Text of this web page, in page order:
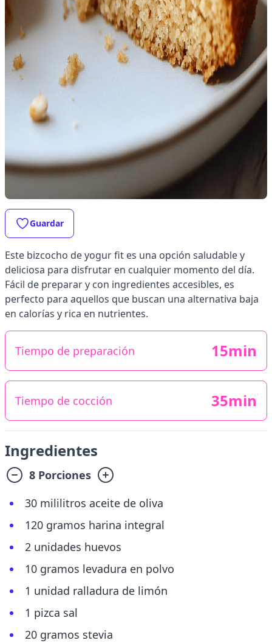
Guardar
Este bizcocho de yogur fit es una opción saludable y
deliciosa para disfrutar en cualquier momento del día.
Fácil de preparar y con ingredientes accesibles, es
perfecto para aquellos que buscan una alternativa baja
en calorías y rica en nutrientes.
Tiempo de preparación 15min
Tiempo de cocción 35min
Ingredientes
8 Porciones
30 mililitros aceite de oliva
120 gramos harina integral
2 unidades huevos
10 gramos levadura en polvo
1 unidad ralladura de limón
1 pizca sal
20 gramos stevia